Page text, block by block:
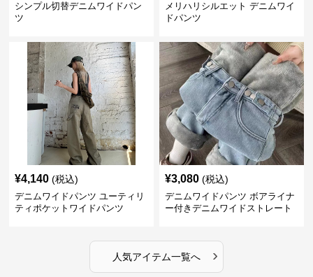
シンプル切替デニムワイドパン
ツ
メリハリシルエット デニムワイ
ドパンツ
¥4,140 (税込)
デニムワイドパンツ ユーティリ
ティポケットワイドパンツ
¥3,080 (税込)
デニムワイドパンツ ボアライナ
ー付きデニムワイドストレート
人気アイテム一覧へ ›